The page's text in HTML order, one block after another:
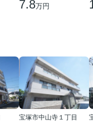
7.8万円
宝塚市中山寺１丁目